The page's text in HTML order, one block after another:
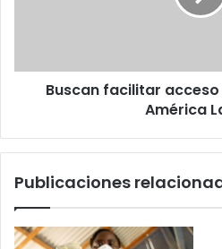
Latina
Buscan facilitar
América
Publicaciones